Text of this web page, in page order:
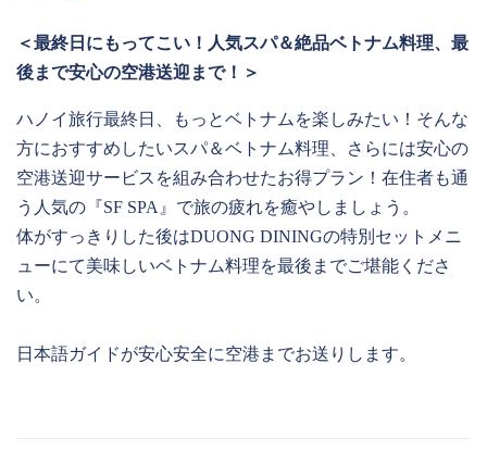
＜最終日にもってこい！人気スパ＆絶品ベトナム料理、最
後まで安心の空港送迎まで！＞
ハノイ旅行最終日、もっとベトナムを楽しみたい！そんな
方におすすめしたいスパ＆ベトナム料理、さらには安心の
空港送迎サービスを組み合わせたお得プラン！在住者も通
う人気の『SF SPA』で旅の疲れを癒やしましょう。
体がすっきりした後はDUONG DININGの特別セットメニ
ューにて美味しいベトナム料理を最後までご堪能くださ
い。
日本語ガイドが安心安全に空港までお送りします。